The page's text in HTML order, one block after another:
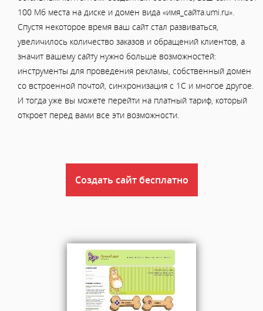
100 Мб места на диске и домен вида «имя_сайта.umi.ru».
Спустя некоторое время ваш сайт стал развиваться,
увеличилось количество заказов и обращений клиентов, а
значит вашему сайту нужно больше возможностей:
инструменты для проведения рекламы, собственный домен
со встроенной почтой, синхронизация с 1С и многое другое.
И тогда уже вы можете перейти на платный тариф, который
откроет перед вами все эти возможности.
Создать сайт бесплатно